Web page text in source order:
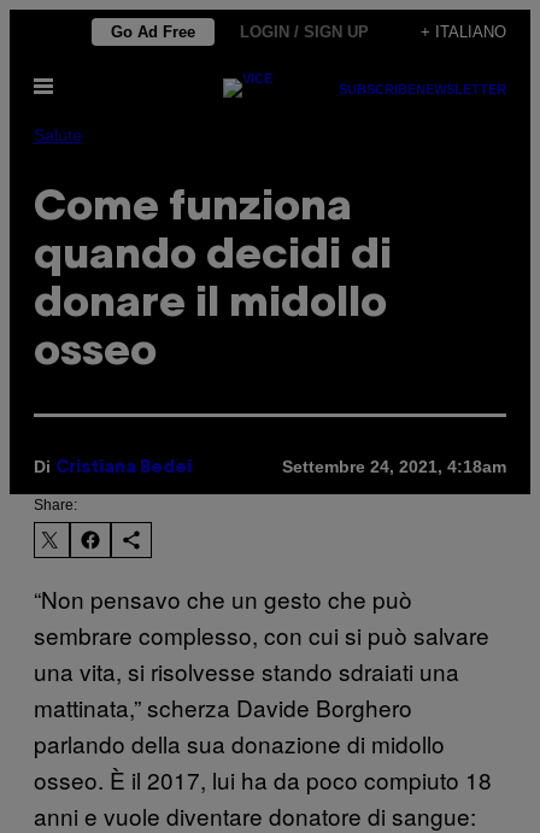
contenuto
Go Ad Free LOGIN / SIGN UP + ITALIANO
Apri
SUBSCRIBENEWSLETTER
Salute
Come funziona
quando decidi di
donare il midollo
osseo
Di Cristiana Bedei Settembre 24, 2021, 4:18am
Share:
“Non pensavo che un gesto che può
sembrare complesso, con cui si può salvare
una vita, si risolvesse stando sdraiati una
mattinata,” scherza Davide Borghero
parlando della sua donazione di midollo
osseo. È il 2017, lui ha da poco compiuto 18
anni e vuole diventare donatore di sangue: